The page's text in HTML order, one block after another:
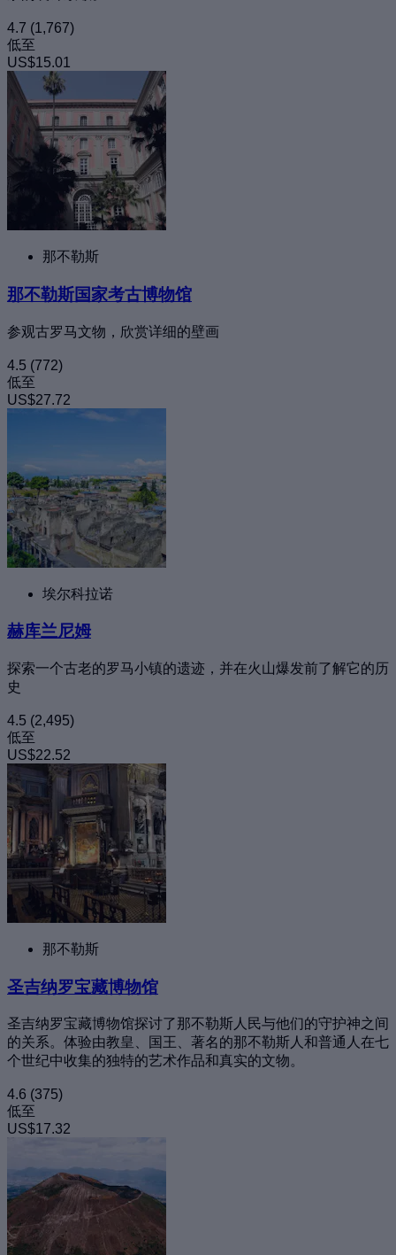
4.7 (1,767)
低至
US$15.01
那不勒斯
那不勒斯国家考古博物馆
参观古罗马文物，欣赏详细的壁画
4.5 (772)
低至
US$27.72
埃尔科拉诺
赫库兰尼姆
探索一个古老的罗马小镇的遗迹，并在火山爆发前了解它的历
史
4.5 (2,495)
低至
US$22.52
那不勒斯
圣吉纳罗宝藏博物馆
圣吉纳罗宝藏博物馆探讨了那不勒斯人民与他们的守护神之间
的关系。体验由教皇、国王、著名的那不勒斯人和普通人在七
个世纪中收集的独特的艺术作品和真实的文物。
4.6 (375)
低至
US$17.32